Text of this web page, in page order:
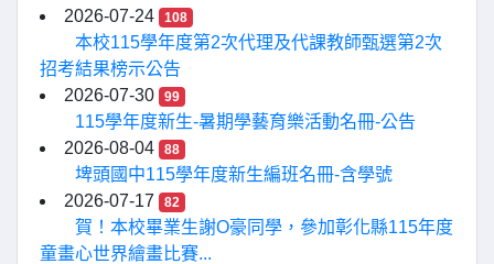
2026-07-24
108
本校115學年度第2次代理及代課教師甄選第2次
招考結果榜示公告
2026-07-30
99
115學年度新生-暑期學藝育樂活動名冊-公告
2026-08-04
88
埤頭國中115學年度新生編班名冊-含學號
2026-07-17
82
賀！本校畢業生謝O豪同學，參加彰化縣115年度
童畫心世界繪畫比賽...